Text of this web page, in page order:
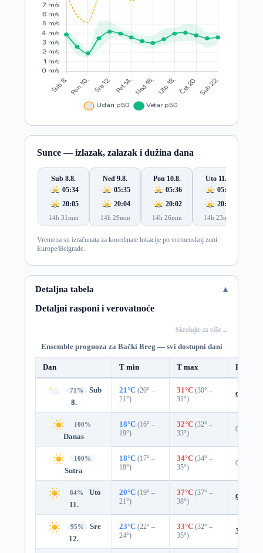
Sunce — izlazak, zalazak i dužina dana
Sub 8.8.
05:34
20:05
14h 31min
Ned 9.8.
05:35
20:04
14h 29min
Pon 10.8.
05:36
20:02
14h 26min
Uto 11.8.
05:37
20:01
14h 23min
Vremena su izračunata za koordinate lokacije po vremenskoj zoni
Europe/Belgrade.
Detaljna tabela
Detaljni rasponi i verovatnoće
Skrolujte za više→
Ensemble prognoza za Bački Breg — svi dostupni dani
Dan T min T max
71%
Sub
8.
21°C (20° –
21°)
31°C (30° –
31°)
9%
100%
Danas
18°C (16° –
19°)
32°C (32° –
33°)
0%
100%
Sutra
18°C (17° –
18°)
34°C (34° –
35°)
0%
84%
Uto
11.
20°C (19° –
21°)
37°C (37° –
38°)
9%
95%
Sre
12.
23°C (22° –
24°)
33°C (32° –
35°)
3%